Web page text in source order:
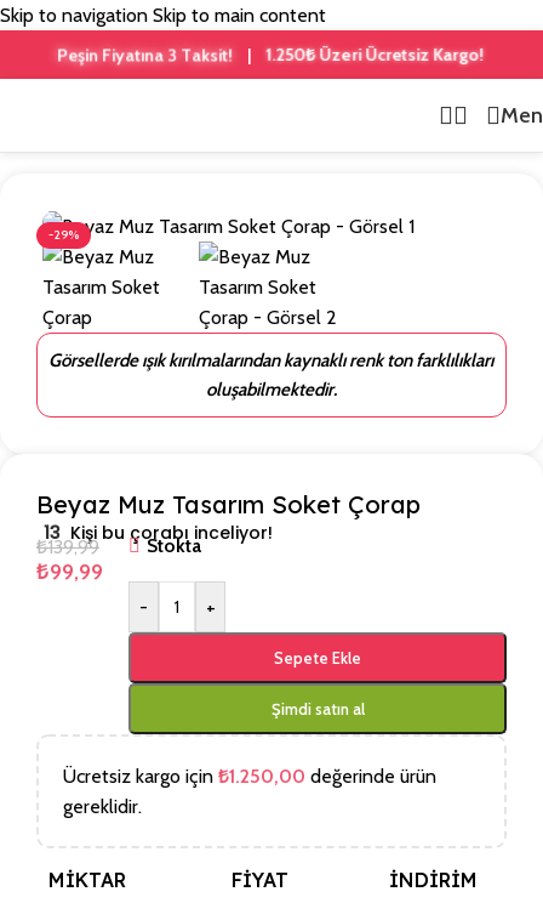
Skip to navigation Skip to main content
Peşin Fiyatına 3 Taksit! | 1.250₺ Üzeri Ücretsiz Kargo!
-29%
Görsellerde ışık kırılmalarından kaynaklı renk ton farklılıkları
oluşabilmektedir.
Beyaz Muz Tasarım Soket Çorap
13 Kişi bu çorabı inceliyor!
₺139,99
₺99,99
Stokta
- +
Sepete Ekle
Şimdi satın al
Ücretsiz kargo için ₺1.250,00 değerinde ürün
gereklidir.
MIKTAR FIYAT İNDIRIM